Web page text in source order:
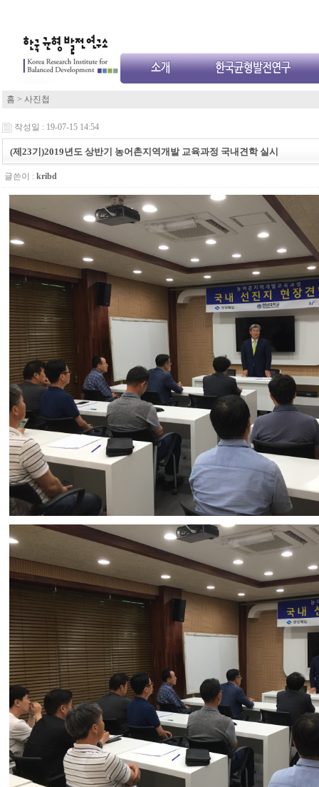
홈 > 사진첩
작성일 : 19-07-15 14:54
(제23기)2019년도 상반기 농어촌지역개발 교육과정 국내견학 실시
글쓴이 : kribd